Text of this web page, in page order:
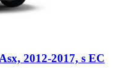
2012-2017, s EC